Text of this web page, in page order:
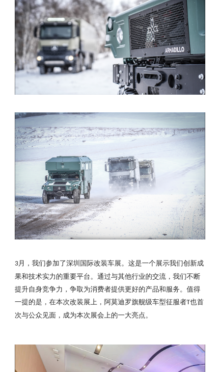
3月，我们参加了深圳国际改装车展。这是一个展示我们创新成
果和技术实力的重要平台。通过与其他行业的交流，我们不断
提升自身竞争力，争取为消费者提供更好的产品和服务。值得
一提的是，在本次改装展上，阿莫迪罗旗舰级车型征服者T也首
次与公众见面，成为本次展会上的一大亮点。